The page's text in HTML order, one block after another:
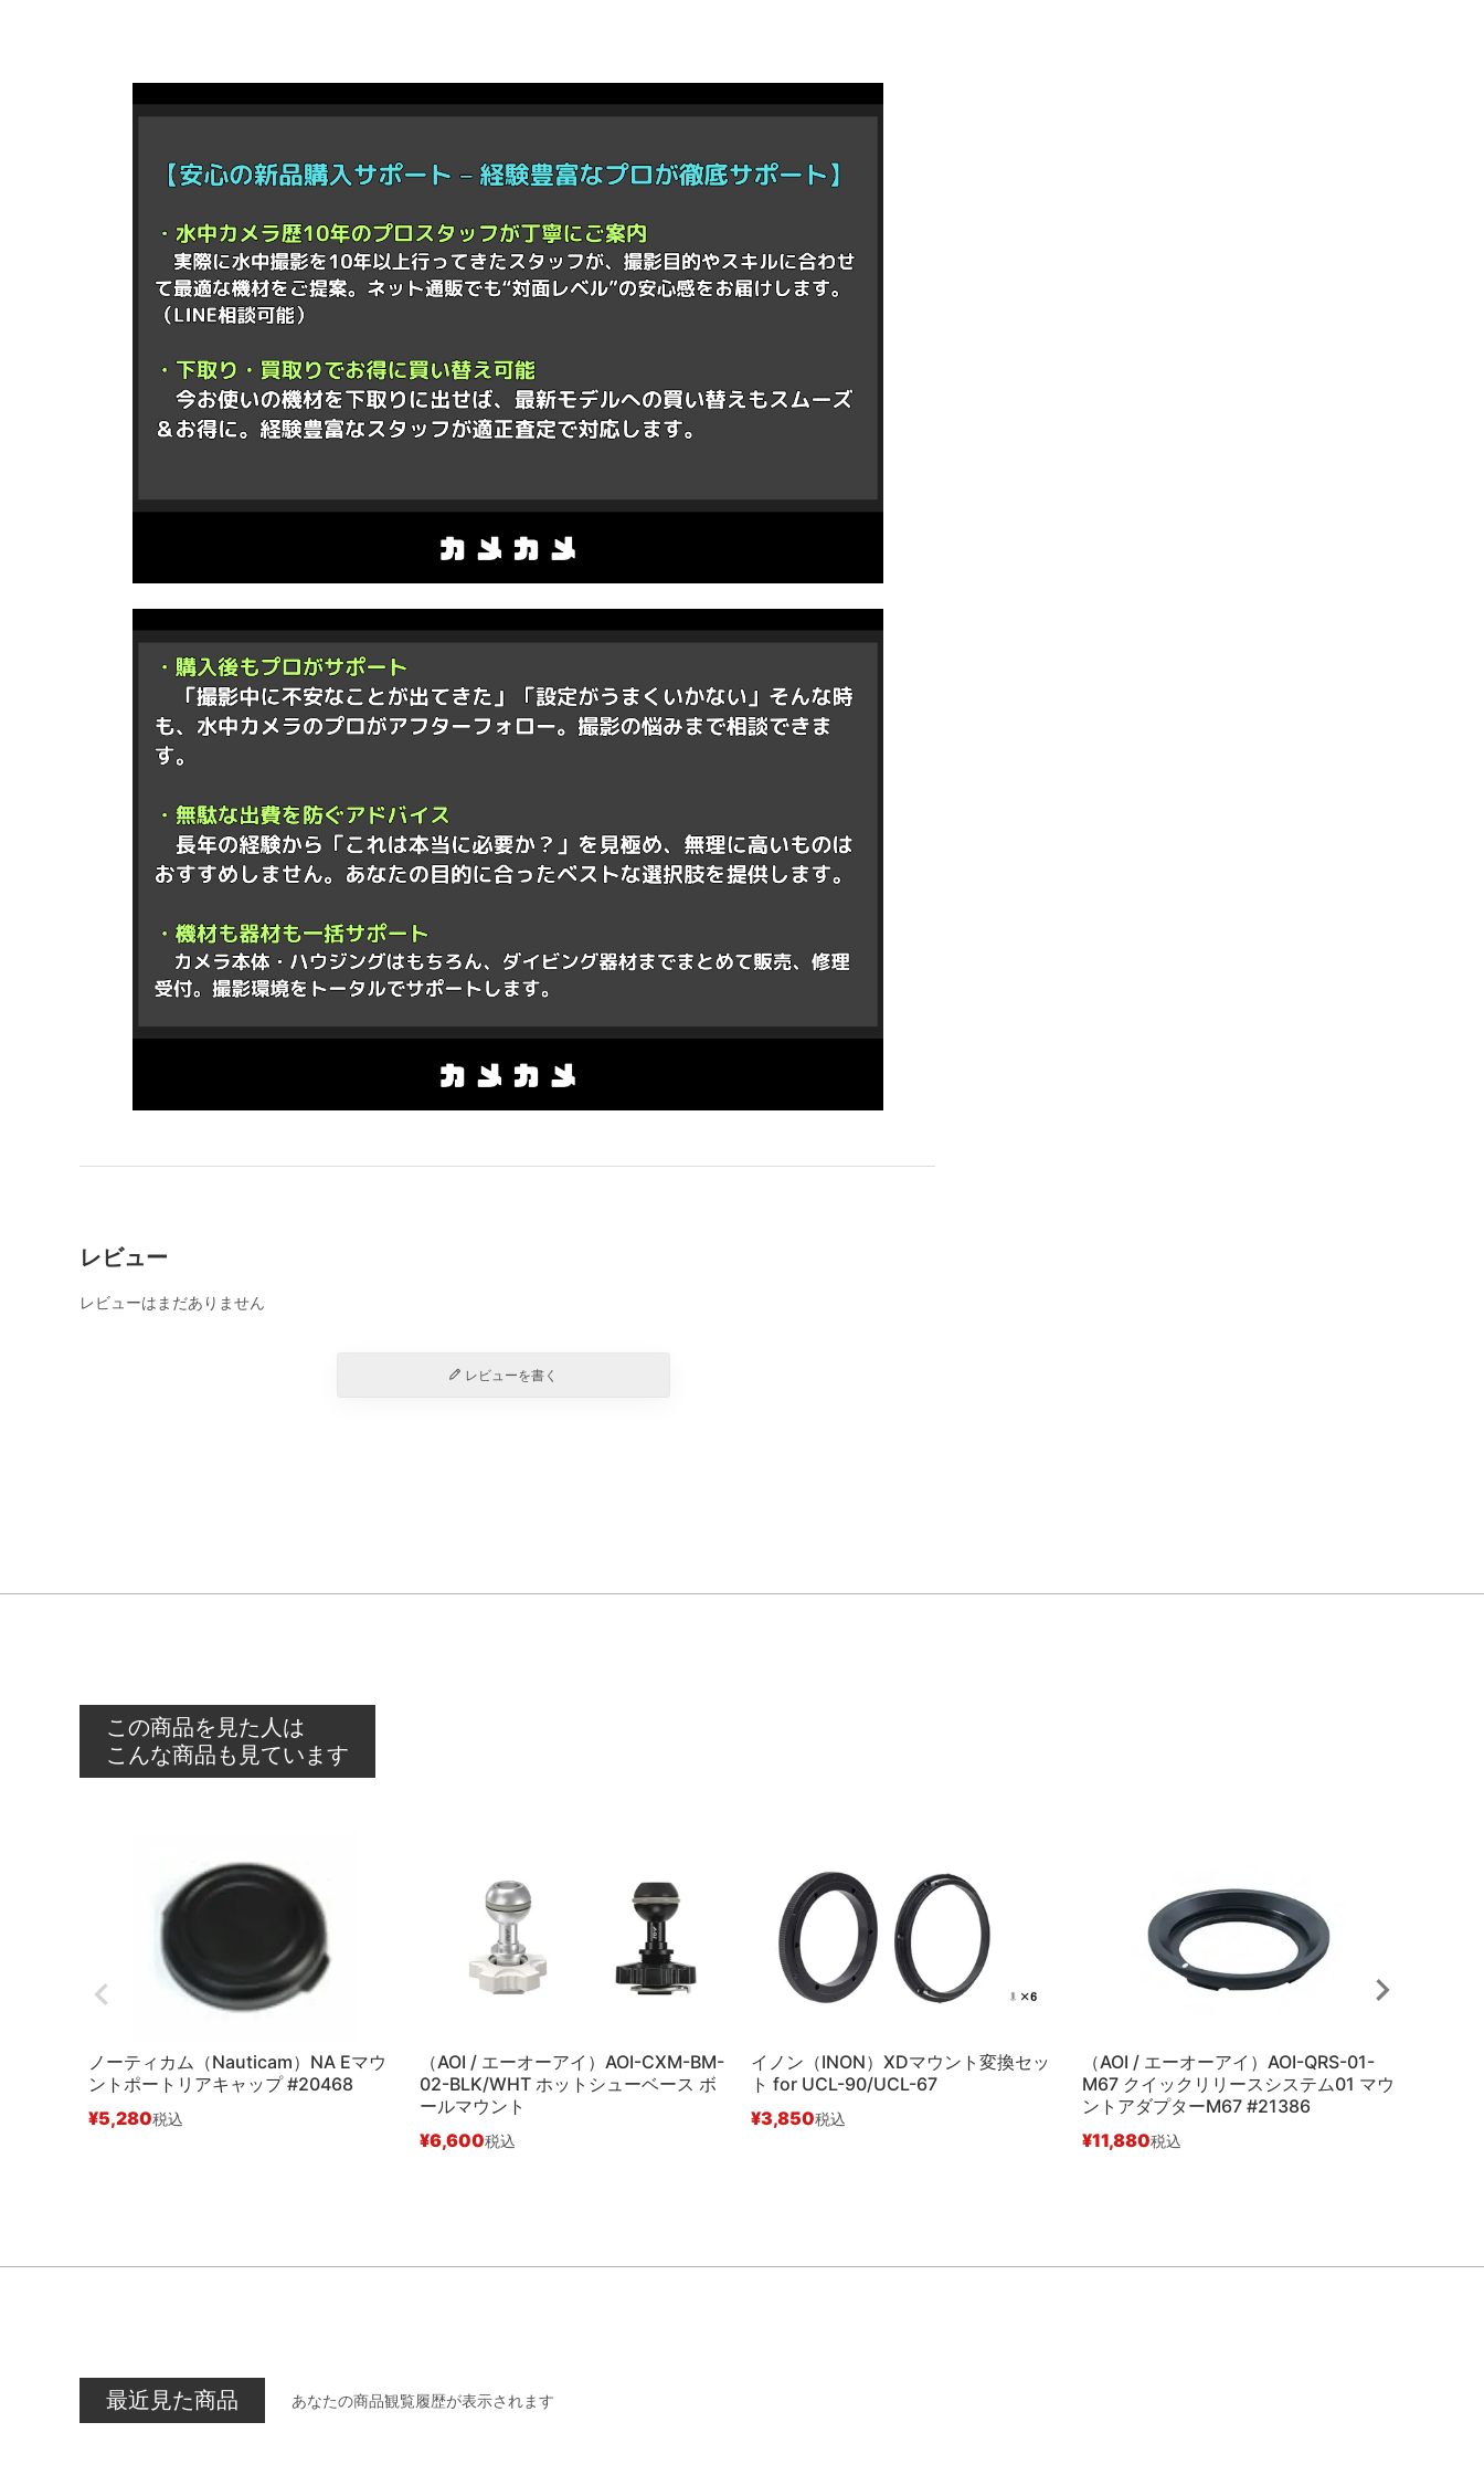
レビュー
レビューはまだありません
レビューを書く
この商品を見た人は
こんな商品も見ています
ノーティカム（Nauticam）NA Eマウ
ントポートリアキャップ #20468
¥5,280税込
（AOI / エーオーアイ）AOI-CXM-BM-
02-BLK/WHT ホットシューベース ボ
ールマウント
¥6,600税込
イノン（INON）XDマウント変換セッ
ト for UCL-90/UCL-67
¥3,850税込
（AOI / エーオーアイ）AOI-QRS-01-
M67 クイックリリースシステム01 マウ
ントアダプターM67 #21386
¥11,880税込
最近見た商品 あなたの商品観覧履歴が表示されます